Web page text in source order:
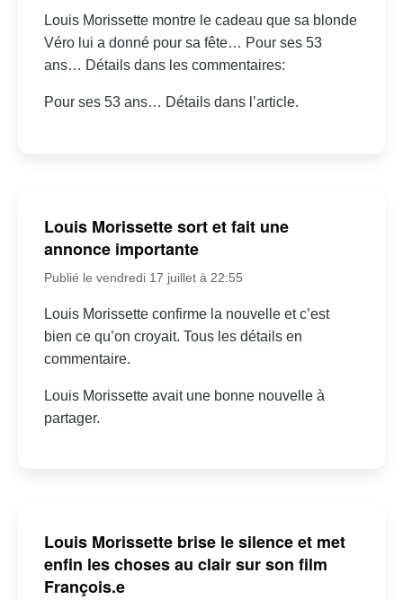
Louis Morissette montre le cadeau que sa blonde
Véro lui a donné pour sa fête… Pour ses 53
ans… Détails dans les commentaires:
Pour ses 53 ans… Détails dans l’article.
Louis Morissette sort et fait une
annonce importante
Publié le vendredi 17 juillet à 22:55
Louis Morissette confirme la nouvelle et c’est
bien ce qu’on croyait. Tous les détails en
commentaire.
Louis Morissette avait une bonne nouvelle à
partager.
Louis Morissette brise le silence et met
enfin les choses au clair sur son film
François.e